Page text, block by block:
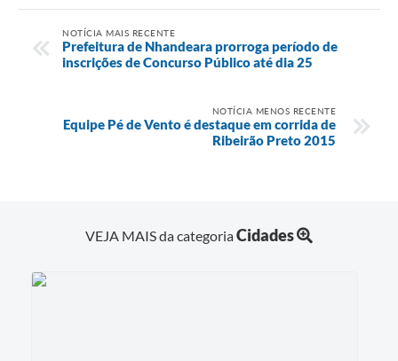
NOTÍCIA MAIS RECENTE
Prefeitura de Nhandeara prorroga período de
inscrições de Concurso Público até dia 25
NOTÍCIA MENOS RECENTE
Equipe Pé de Vento é destaque em corrida de
Ribeirão Preto 2015
VEJA MAIS da categoriaCidades